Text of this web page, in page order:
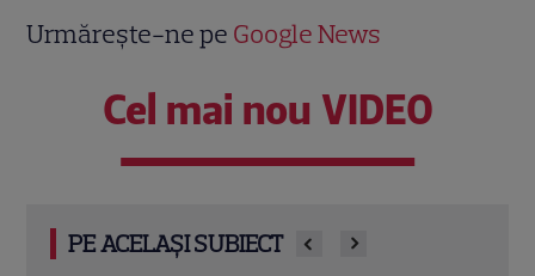
Urmărește-ne pe Google News
Cel mai nou VIDEO
PE ACELAȘI SUBIECT